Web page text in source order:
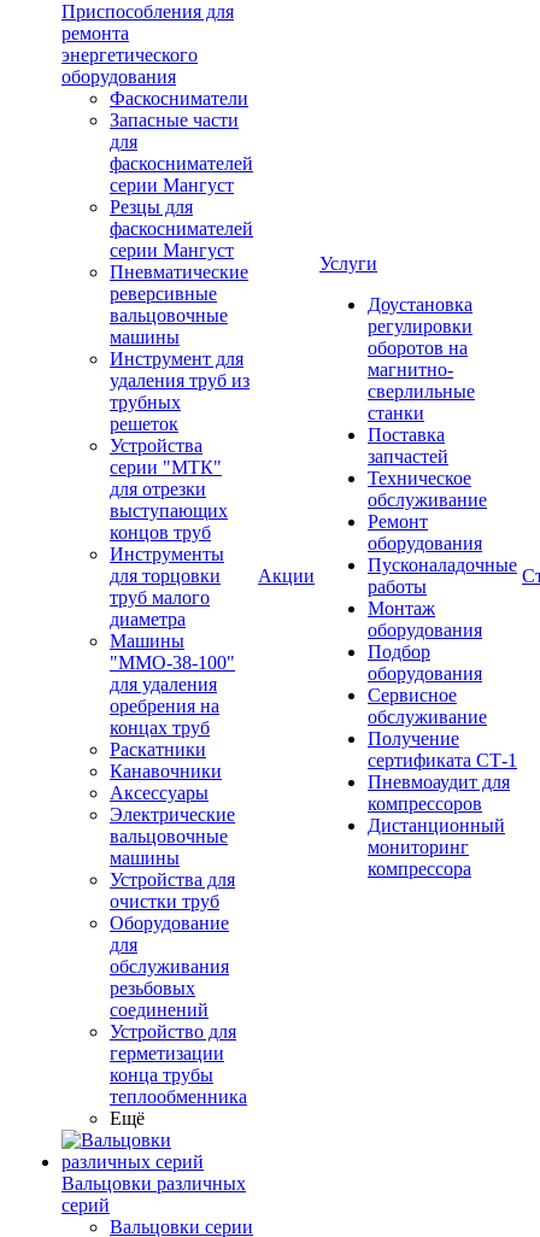
Приспособления для
ремонта
энергетического
оборудования
Фаскосниматели
Запасные части
для
фаскоснимателей
серии Мангуст
Резцы для
фаскоснимателей
серии Мангуст
Пневматические
реверсивные
вальцовочные
машины
Инструмент для
удаления труб из
трубных
решеток
Устройства
серии "МТК"
для отрезки
выступающих
концов труб
Инструменты
для торцовки
труб малого
диаметра
Машины
"ММО-38-100"
для удаления
оребрения на
концах труб
Раскатники
Канавочники
Аксессуары
Электрические
вальцовочные
машины
Устройства для
очистки труб
Оборудование
для
обслуживания
резьбовых
соединений
Устройство для
герметизации
конца трубы
теплообменника
Ещё
Вальцовки различных
серий
Вальцовки серии
Акции
Услуги
Доустановка
регулировки
оборотов на
магнитно-
сверлильные
станки
Поставка
запчастей
Техническое
обслуживание
Ремонт
оборудования
Пусконаладочные
работы
Монтаж
оборудования
Подбор
оборудования
Сервисное
обслуживание
Получение
сертификата СТ-1
Пневмоаудит для
компрессоров
Дистанционный
мониторинг
компрессора